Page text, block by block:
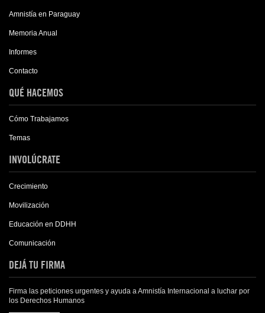
Amnistía en Paraguay
Memoria Anual
Informes
Contacto
QUÉ HACEMOS
Cómo Trabajamos
Temas
INVOLÚCRATE
Crecimiento
Movilización
Educación en DDHH
Comunicación
DEJÁ TU FIRMA
Firma las peticiones urgentes y ayuda a Amnistía Internacional a luchar por
los Derechos Humanos